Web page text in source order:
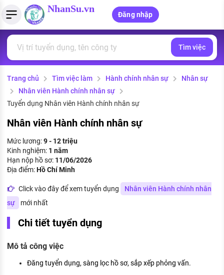
NhanSu.vn
Đăng nhập
Tìm việc làm
Việc làm ngành luật
Việc làm lương cao
Việc làm tốt nhất
CÔNG TY
Nhà tuyển dụng hàng đầu
Quản lý CV
Tải CV lên
Tạo CV trực tuyến
Mẫu CV đơn giản
Tính lương Gross - Net
Tính thuế thu nhập cá nhân
Tính trợ cấp thất nghiệp
PHÁP LUẬT VIỆT NAM
Văn bản pháp luật
Chính sách mới
PHÁP LUẬT LAO ĐỘNG
Lao động và tiền lương
Bảo hiểm và phúc lợi
Thuế thu nhập
Hồ sơ biểu mẫu
Tử vi nghề nghiệp
Tìm việc
Trang chủ Tìm việc làm Hành chính nhân sự
Nhân sự
Nhân viên Hành chính nhân sự
Tuyển dụng Nhân viên Hành chính nhân sự
Nhân viên Hành chính nhân sự
Mức lương:9 - 12 triệu
Kinh nghiệm: 1 năm
Hạn nộp hồ sơ: 11/06/2026
Địa điểm:Hồ Chí Minh
Click vào đây để xem tuyển dụng
Nhân viên Hành chính nhân
sự
mới nhất
Chi tiết tuyển dụng
Mô tả công việc
Đăng tuyển dụng, sàng lọc hồ sơ, sắp xếp phỏng vấn.